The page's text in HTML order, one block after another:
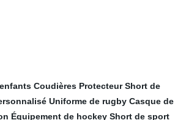
Coudières Protecteur Short de
Uniforme de rugby Casque de
Équipement de hockey Short de sport